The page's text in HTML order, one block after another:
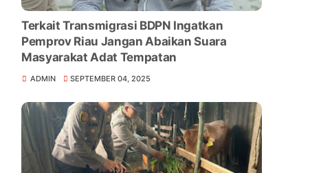
Terkait Transmigrasi BDPN Ingatkan
Pemprov Riau Jangan Abaikan Suara
Masyarakat Adat Tempatan
ADMIN SEPTEMBER 04, 2025